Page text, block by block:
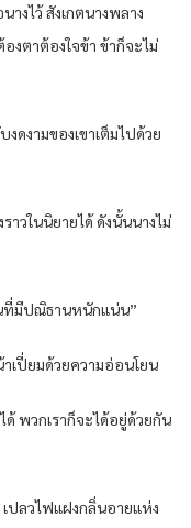
งไว้ สังเกตนางพลาง
องตาต้องใจข้า ข้าก็จะไม่
ดงามของเขาเต็มไปด้วย
วในนิยายได้ ดังนั้นนางไม่
ที่มีปณิธานหนักแน่น”
เปี่ยมด้วยความอ่อนโยน
พวกเราก็จะได้อยู่ด้วยกัน
ปลวไฟแฝงกลิ่นอายแห่ง